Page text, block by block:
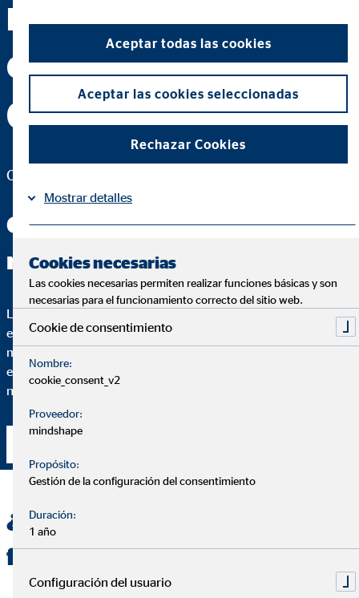
Mario Romero
Caballero — Mérida
(Badajoz)
Coordinador de Zona para OVB Allfinanz España S.A.
Conmigo tendrás las
respuestas que buscas
Lo más importante de un buen asesoramiento es que puedas
entender cada paso. Para ello, te voy a explicar hasta el más
mínimo detalle de por qué recomiendo una solución financiera
específica y en qué medida se adapta esta solución a tus
necesidades particulares.
¿Quieres una planificación
financiera personalizada?
Aceptar todas las cookies
Aceptar las cookies seleccionadas
Rechazar Cookies
Mostrar detalles
Cookies necesarias
Las cookies necesarias permiten realizar funciones básicas y son
necesarias para el funcionamiento correcto del sitio web.
Cookie de consentimiento
Nombre:
cookie_consent_v2
Proveedor:
mindshape
Propósito:
Gestión de la configuración del consentimiento
Duración:
1 año
Configuración del usuario